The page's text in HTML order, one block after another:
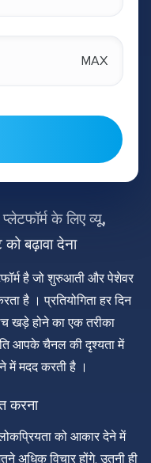
MAX
के लिए व्यू,
बढ़ावा देना
है जो शुरुआती और पेशेवर
है । प्रतियोगिता हर दिन
खड़े होने का एक तरीका
आपके चैनल की दृश्यता में
में मदद करती है ।
करना
को आकार देने में
अधिक विचार होंगे, उतनी ही